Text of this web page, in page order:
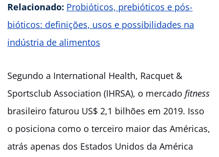
Relacionado: Probióticos, prebióticos e pós-
bióticos: definições, usos e possibilidades na
indústria de alimentos
Segundo a International Health, Racquet &
Sportsclub Association (IHRSA), o mercado fitness
brasileiro faturou US$ 2,1 bilhões em 2019. Isso
o posiciona como o terceiro maior das Américas,
atrás apenas dos Estados Unidos da América